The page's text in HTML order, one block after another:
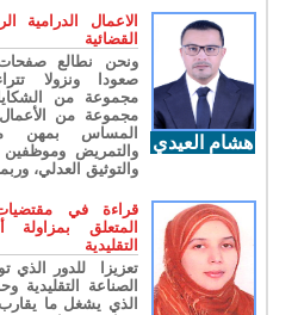
هشام العيدي
الاعمال الدرامية
القضائية
صعودا ونزولا
مجموعة من
مجموعة من
المساس بمهن
والتمريض وموظفين
والتوثيق العدلي،
المتعلق بمزاولة
التقليدية
تعزيزا للدور الذي
الصناعة التقليدية